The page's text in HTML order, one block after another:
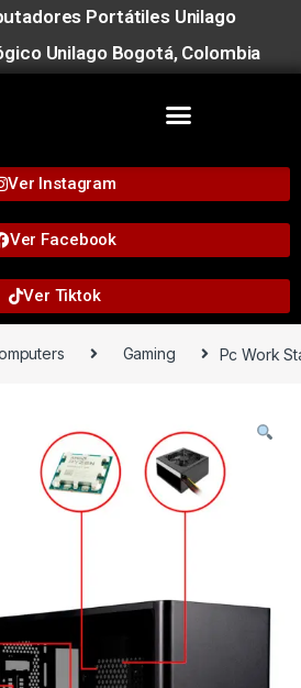
Portátiles Unilago
Unilago Bogotá, Colombia
Ver Instagram
Ver Facebook
Ver Tiktok
Gaming Pc Work